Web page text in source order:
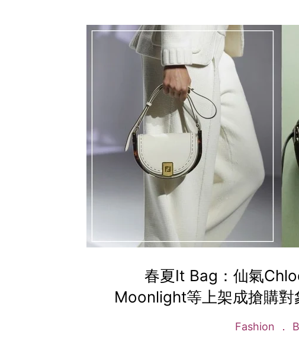
春夏It Bag：仙氣
Moonlight等上架成搶購對
Fashion